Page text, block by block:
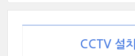
CCTV 설치